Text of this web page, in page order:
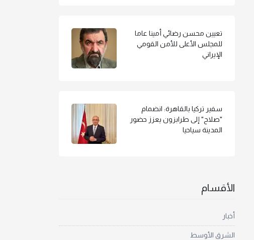
تعيين محسن رضائي أمينا عاما
للمجلس الأعلى للأمن القومي
الإيراني
سفير تركيا بالقاهرة: انضمام
"صلاح" إلى طرابزون يعزز حضور
المدينة سياحيا
الأقسام
أخبار
الشرق الأوسط